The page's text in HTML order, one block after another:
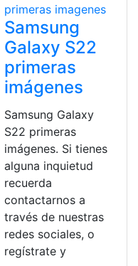
Samsung
Galaxy S22
primeras
imágenes
Samsung Galaxy
S22 primeras
imágenes. Si tienes
alguna inquietud
recuerda
contactarnos a
través de nuestras
redes sociales, o
regístrate y